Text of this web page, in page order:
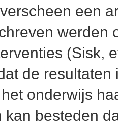
een
werden
(Sisk,
de
onderwijs
kan besteden